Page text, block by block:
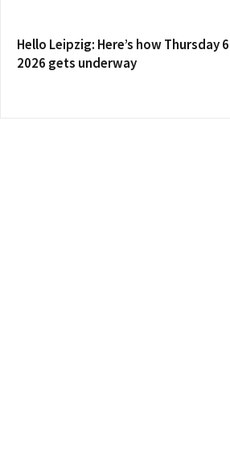
Hello Leipzig: Here’s how Thursday
2026 gets underway